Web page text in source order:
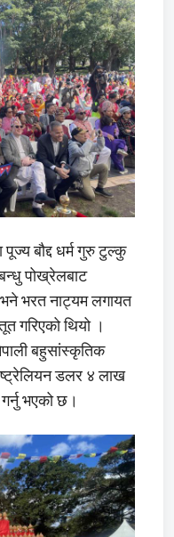
पूज्य बौद्द धर्म गुरु टुल्कु
पोख्रेलबाट
भने भरत नाट्यम लगायत
गरिएको थियो ।
बहुसांस्कृतिक
डलर ४ लाख
गर्नु भएको छ।